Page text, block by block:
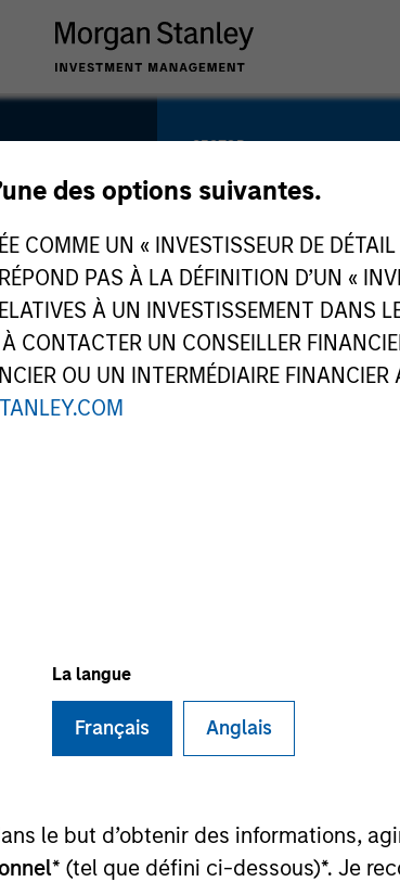
des options suivantes.
COMME UN « INVESTISSEUR DE
PAS À LA DÉFINITION D’UN «
À UN INVESTISSEMENT DANS
UN CONSEILLER
OU UN INTERMÉDIAIRE FINANCIER
La langue
Français Anglais
le but d’obtenir des informations,
* (tel que défini ci-dessous)*. Je
SECTOR
Consumer
United States
is a leading veterinary hospital
400 general, specialty and Thrive branded